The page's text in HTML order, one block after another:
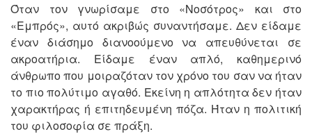
Όταν τον γνωρίσαμε στο «Νοσότρος» και στο
«Εμπρός», αυτό ακριβώς συναντήσαμε. Δεν είδαμε
έναν διάσημο διανοούμενο να απευθύνεται σε
ακροατήρια. Είδαμε έναν απλό, καθημερινό
άνθρωπο που μοιραζόταν τον χρόνο του σαν να ήταν
το πιο πολύτιμο αγαθό. Εκείνη η απλότητα δεν ήταν
χαρακτήρας ή επιτηδευμένη πόζα. Ήταν η πολιτική
του φιλοσοφία σε πράξη.